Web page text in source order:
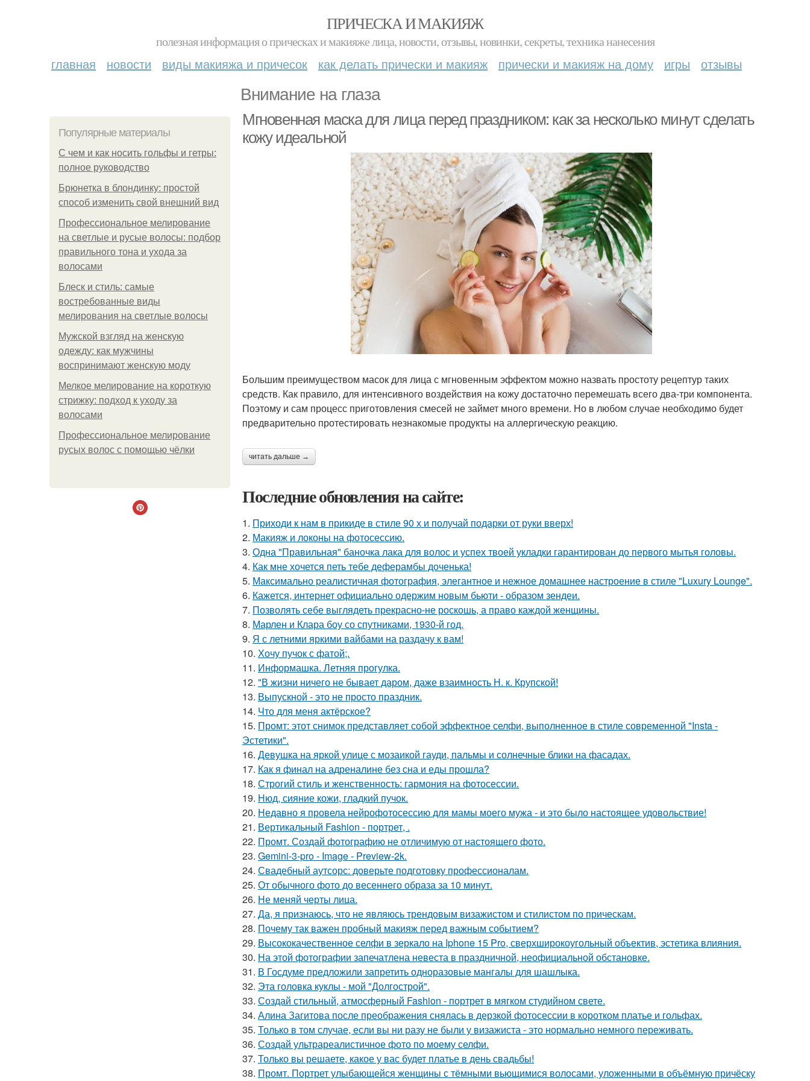
ПРИЧЕСКА И МАКИЯЖ
полезная информация о прическах и макияже лица, новости, отзывы, новинки, секреты, техника нанесения
главная новости виды макияжа и причесок как делать прически и макияж прически и макияж на дому игры отзывы
Внимание на глаза
Популярные материалы
С чем и как носить гольфы и гетры:
полное руководство
Брюнетка в блондинку: простой
способ изменить свой внешний вид
Профессиональное мелирование
на светлые и русые волосы: подбор
правильного тона и ухода за
волосами
Блеск и стиль: самые
востребованные виды
мелирования на светлые волосы
Мужской взгляд на женскую
одежду: как мужчины
воспринимают женскую моду
Мелкое мелирование на короткую
стрижку: подход к уходу за
волосами
Профессиональное мелирование
русых волос с помощью чёлки
Мгновенная маска для лица перед праздником: как за несколько минут сделать
кожу идеальной
Большим преимуществом масок для лица с мгновенным эффектом можно назвать простоту рецептур таких
средств. Как правило, для интенсивного воздействия на кожу достаточно перемешать всего два-три компонента.
Поэтому и сам процесс приготовления смесей не займет много времени. Но в любом случае необходимо будет
предварительно протестировать незнакомые продукты на аллергическую реакцию.
читать дальше →
Последние обновления на сайте:
1. Приходи к нам в прикиде в стиле 90 х и получай подарки от руки вверх!
2. Макияж и локоны на фотосессию.
3. Одна "Правильная" баночка лака для волос и успех твоей укладки гарантирован до первого мытья головы.
4. Как мне хочется петь тебе деферамбы доченька!
5. Максимально реалистичная фотография, элегантное и нежное домашнее настроение в стиле "Luxury Lounge".
6. Кажется, интернет официально одержим новым бьюти - образом зендеи.
7. Позволять себе выглядеть прекрасно-не роскошь, а право каждой женщины.
8. Марлен и Клара боу со спутниками, 1930-й год.
9. Я с летними яркими вайбами на раздачу к вам!
10. Хочу пучок с фатой;.
11. Информашка. Летняя прогулка.
12. "В жизни ничего не бывает даром, даже взаимность Н. к. Крупской!
13. Выпускной - это не просто праздник.
14. Что для меня актёрское?
15. Промт: этот снимок представляет собой эффектное селфи, выполненное в стиле современной "Insta -
Эстетики".
16. Девушка на яркой улице с мозаикой гауди, пальмы и солнечные блики на фасадах.
17. Как я финал на адреналине без сна и еды прошла?
18. Строгий стиль и женственность: гармония на фотосессии.
19. Нюд, сияние кожи, гладкий пучок.
20. Недавно я провела нейрофотосессию для мамы моего мужа - и это было настоящее удовольствие!
21. Вертикальный Fashion - портрет, .
22. Промт. Создай фотографию не отличимую от настоящего фото.
23. Gemini-3-pro - Image - Preview-2k.
24. Свадебный аутсорс: доверьте подготовку профессионалам.
25. От обычного фото до весеннего образа за 10 минут.
26. Не меняй черты лица.
27. Да, я признаюсь, что не являюсь трендовым визажистом и стилистом по прическам.
28. Почему так важен пробный макияж перед важным событием?
29. Высококачественное селфи в зеркало на Iphone 15 Pro, сверхширокоугольный объектив, эстетика влияния.
30. На этой фотографии запечатлена невеста в праздничной, неофициальной обстановке.
31. В Госдуме предложили запретить одноразовые мангалы для шашлыка.
32. Эта головка куклы - мой "Долгострой".
33. Создай стильный, атмосферный Fashion - портрет в мягком студийном свете.
34. Алина Загитова после преображения снялась в дерзкой фотосессии в коротком платье и гольфах.
35. Только в том случае, если вы ни разу не были у визажиста - это нормально немного переживать.
36. Создай ультрареалистичное фото по моему селфи.
37. Только вы решаете, какое у вас будет платье в день свадьбы!
38. Промт. Портрет улыбающейся женщины с тёмными вьющимися волосами, уложенными в объёмную причёску